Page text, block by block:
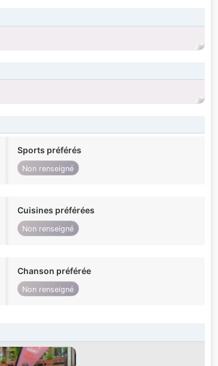
Sports préférés
Non renseigné
Cuisines préférées
Non renseigné
Chanson préférée
Non renseigné